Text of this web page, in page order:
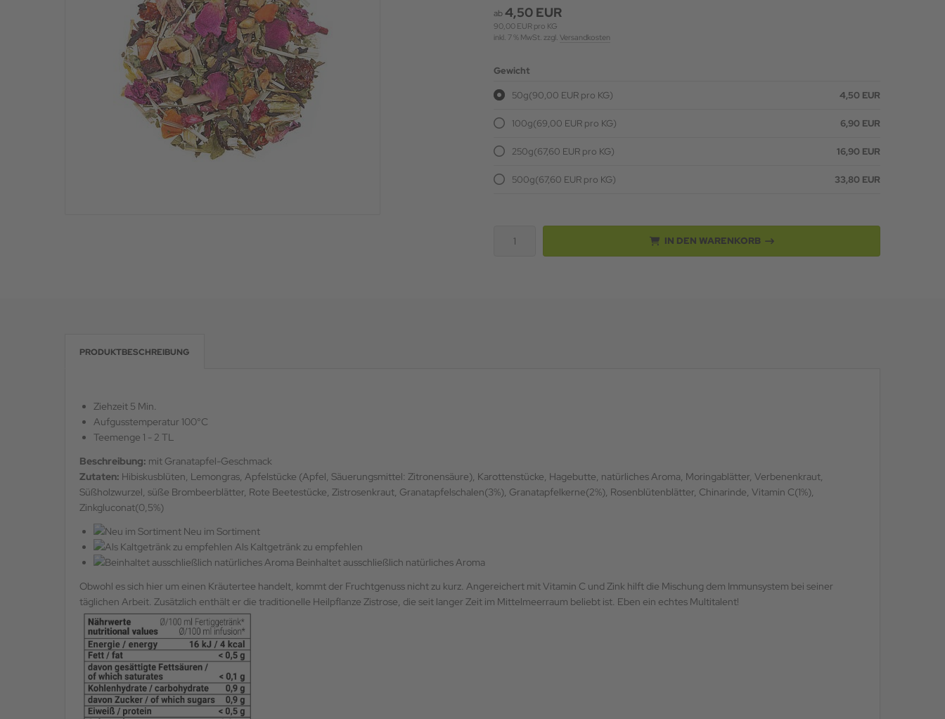
ab4,50 EUR
90,00 EUR pro KG
inkl. 7 % MwSt. zzgl. Versandkosten
Gewicht
50g(90,00 EUR pro KG) 4,50 EUR
100g(69,00 EUR pro KG) 6,90 EUR
250g(67,60 EUR pro KG) 16,90 EUR
500g(67,60 EUR pro KG) 33,80 EUR
IN DEN WARENKORB
PRODUKTBESCHREIBUNG
Ziehzeit 5 Min.
Aufgusstemperatur 100°C
Teemenge 1 - 2 TL
Beschreibung: mit Granatapfel-Geschmack
Zutaten: Hibiskusblüten, Lemongras, Apfelstücke (Apfel, Säuerungsmittel: Zitronensäure), Karottenstücke, Hagebutte, natürliches Aroma, Moringablätter, Verbenenkraut,
Süßholzwurzel, süße Brombeerblätter, Rote Beetestücke, Zistrosenkraut, Granatapfelschalen(3%), Granatapfelkerne(2%), Rosenblütenblätter, Chinarinde, Vitamin C(1%),
Zinkgluconat(0,5%)
Neu im Sortiment
Als Kaltgetränk zu empfehlen
Beinhaltet ausschließlich natürliches Aroma
Obwohl es sich hier um einen Kräutertee handelt, kommt der Fruchtgenuss nicht zu kurz. Angereichert mit Vitamin C und Zink hilft die Mischung dem Immunsystem bei seiner
täglichen Arbeit. Zusätzlich enthält er die traditionelle Heilpflanze Zistrose, die seit langer Zeit im Mittelmeerraum beliebt ist. Eben ein echtes Multitalent!